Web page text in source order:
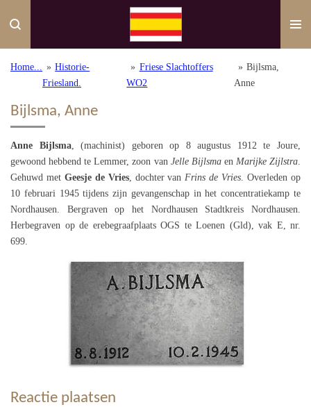
direct
de
hoofdinhoud
Home... » Historie-
Friesland.
» Friese Slachtoffers
WO2
» Bijlsma,
Anne
Bijlsma, Anne
Anne Bijlsma, (machinist) geboren op 8 augustus 1912 te Joure,
gewoond hebbend te Lemmer, zoon van Jelle Bijlsmaen Marijke Zijlstra.
Gehuwd met Geesje de Vries, dochter vanFrins de Vries. Overleden op
10 februari 1945 tijdens zijn gevangenschap in het concentratiekamp te
Nordhausen. Bergraven op het Nordhausen Stadtkreis Nordhausen.
Herbegraven op de erebegraafplaats OGS te Loenen (Gld), vak E, nr.
699.
Reactie plaatsen